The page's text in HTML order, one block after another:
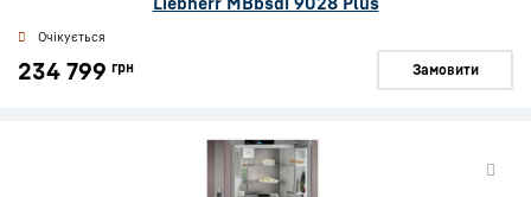
Очікується
234 799 грн Замовити